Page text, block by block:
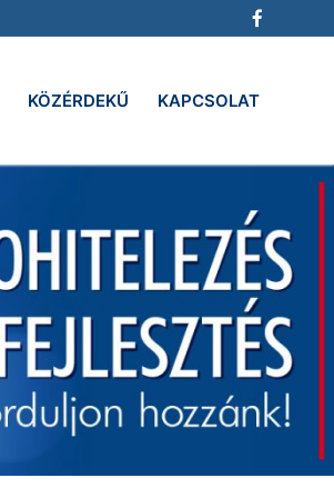
KÖZÉRDEKŰ KAPCSOLAT